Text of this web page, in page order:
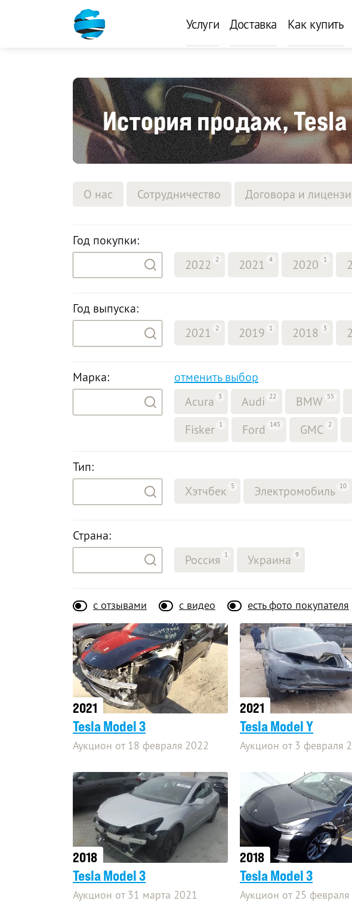
Услуги Доставка Как купить
История продаж, Tesla
О нас Сотрудничество Договора и
Год покупки:
2022
2 2021 4 2020 1
Год выпуска:
2021
2 2019 1 2018 3
Марка:
отменить выбор
Acura
3 Audi 22 BMW 55
Fisker 1 Ford 145 GMC 2
Тип:
Хэтчбек
5 Электромобиль 10
Страна:
Россия
1 Украина 9
с отзывами с видео есть фото покупателя
2021
Tesla Model 3
Аукцион от 18 февраля 2022
2021
Tesla Model Y
Аукцион от 3 февраля
2018
Tesla Model 3
Аукцион от 31 марта 2021
2018
Tesla Model 3
Аукцион от 25 февраля